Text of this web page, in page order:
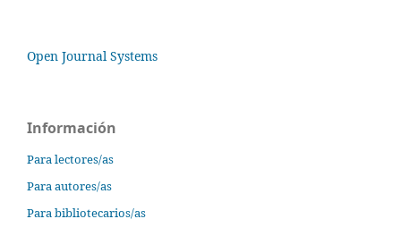
Open Journal Systems
Información
Para lectores/as
Para autores/as
Para bibliotecarios/as